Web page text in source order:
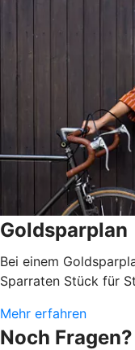
Goldsparplan
Bei einem
Sparraten Stück für
Mehr erfahren
Noch Fragen?